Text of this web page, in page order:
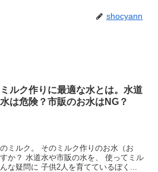
shocyann
ミルク作りに最適な水とは。水道
水は危険？市販のお水はNG？
クを作っても良いのか？ そんな疑問に 子供2人を育てているぼく...